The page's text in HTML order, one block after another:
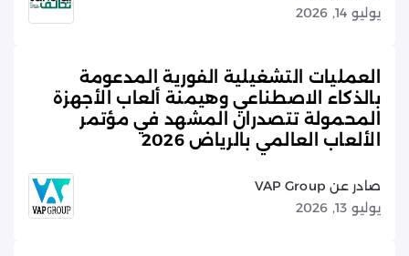
يوليو 14, 2026
العمليات التشغيلية الفورية المدعومة
بالذكاء الاصطناعي وهيمنة ألعاب الأجهزة
المحمولة تتصدران المشهد في مؤتمر
الألعاب العالمي بالرياض 2026
صادر عن VAP Group
يوليو 13, 2026